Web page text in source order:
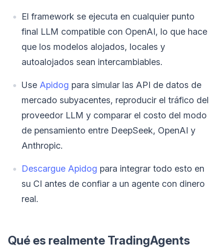
El framework se ejecuta en cualquier punto
final LLM compatible con OpenAI, lo que hace
que los modelos alojados, locales y
autoalojados sean intercambiables.
Use Apidog para simular las API de datos de
mercado subyacentes, reproducir el tráfico del
proveedor LLM y comparar el costo del modo
de pensamiento entre DeepSeek, OpenAI y
Anthropic.
Descargue Apidog para integrar todo esto en
su CI antes de confiar a un agente con dinero
real.
Qué es realmente TradingAgents